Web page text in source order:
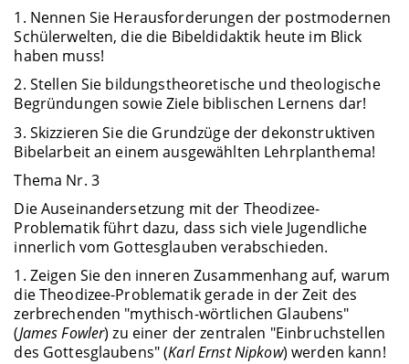
1. Nennen Sie Herausforderungen der postmodernen
Schülerwelten, die die Bibeldidaktik heute im Blick
haben muss!
2. Stellen Sie bildungstheoretische und theologische
Begründungen sowie Ziele biblischen Lernens dar!
3. Skizzieren Sie die Grundzüge der dekonstruktiven
Bibelarbeit an einem ausgewählten Lehrplanthema!
Thema Nr. 3
Die Auseinandersetzung mit der Theodizee-
Problematik führt dazu, dass sich viele Jugendliche
innerlich vom Gottesglauben verabschieden.
1. Zeigen Sie den inneren Zusammenhang auf, warum
die Theodizee-Problematik gerade in der Zeit des
zerbrechenden "mythisch-wörtlichen Glaubens"
(James Fowler) zu einer der zentralen "Einbruchstellen
des Gottesglaubens" (Karl Ernst Nipkow) werden kann!